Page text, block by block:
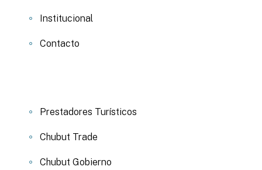
Institucional
Contacto
Prestadores Turísticos
Chubut Trade
Chubut Gobierno